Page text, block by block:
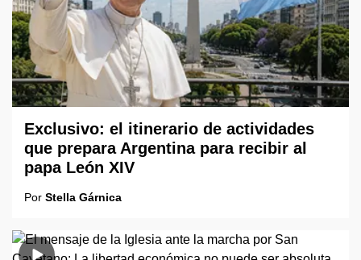
Exclusivo: el itinerario de actividades
que prepara Argentina para recibir al
papa León XIV
Por Stella Gárnica